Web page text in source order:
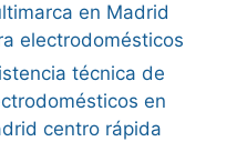
en Madrid
electrodomésticos
técnica de
en
centro rápida